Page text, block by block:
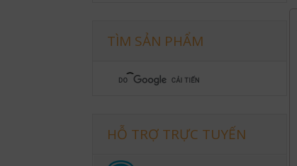
TÌM SẢN PHẨM
HỖ TRỢ TRỰC TUYẾN